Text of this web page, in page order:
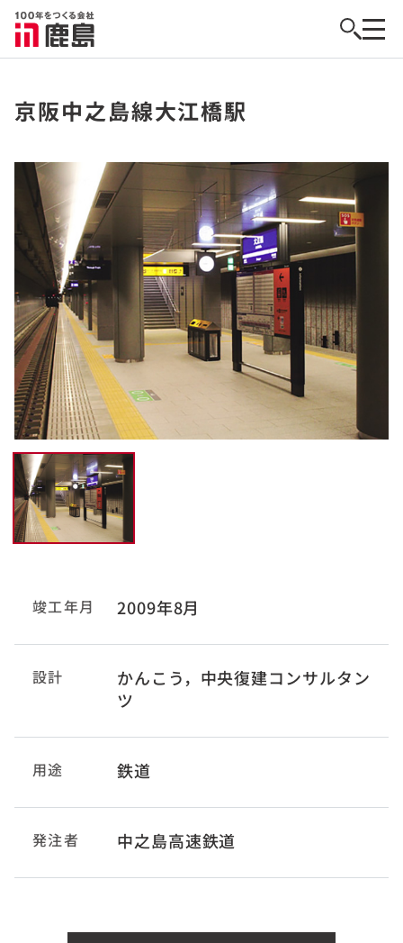
京阪中之島線大江橋駅
竣工年月 2009年8月
設計
かんこう，中央復建コンサルタン
ツ
用途 鉄道
発注者 中之島高速鉄道